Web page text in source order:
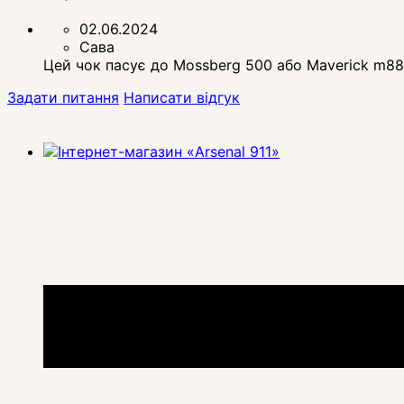
02.06.2024
Сава
Цей чок пасує до Mossberg 500 або Maverick
Задати питання Написати відгук